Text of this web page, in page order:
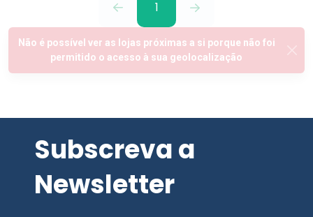
1
Newsletter